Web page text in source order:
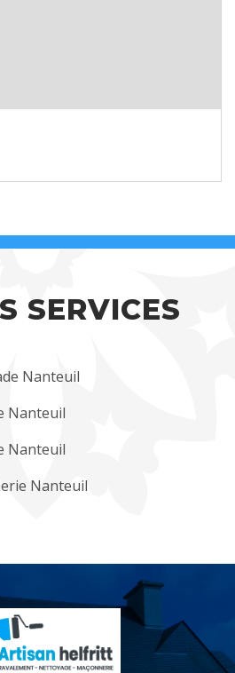
SERVICES
Nanteuil
Nanteuil
Nanteuil
Nanteuil